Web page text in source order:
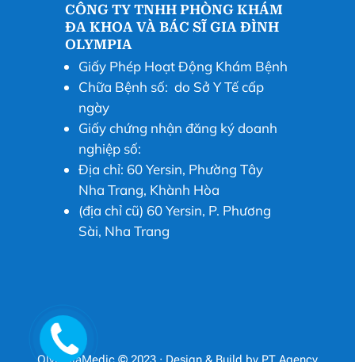
CÔNG TY TNHH PHÒNG KHÁM
ĐA KHOA VÀ BÁC SĨ GIA ĐÌNH
OLYMPIA
Giấy Phép Hoạt Động Khám Bệnh
Chữa Bệnh số: do Sở Y Tế cấp
ngày
Giấy chứng nhận đăng ký doanh
nghiệp số:
Địa chỉ: 60 Yersin, Phường Tây
Nha Trang, Khành Hòa
(địa chỉ cũ) 60 Yersin, P. Phương
Sài, Nha Trang